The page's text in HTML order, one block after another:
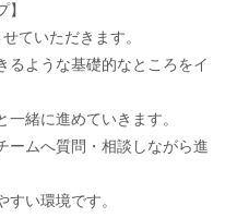
ていただきます。
ような基礎的なところをイ
一緒に進めていきます。
ームへ質問・相談しながら進
すい環境です。